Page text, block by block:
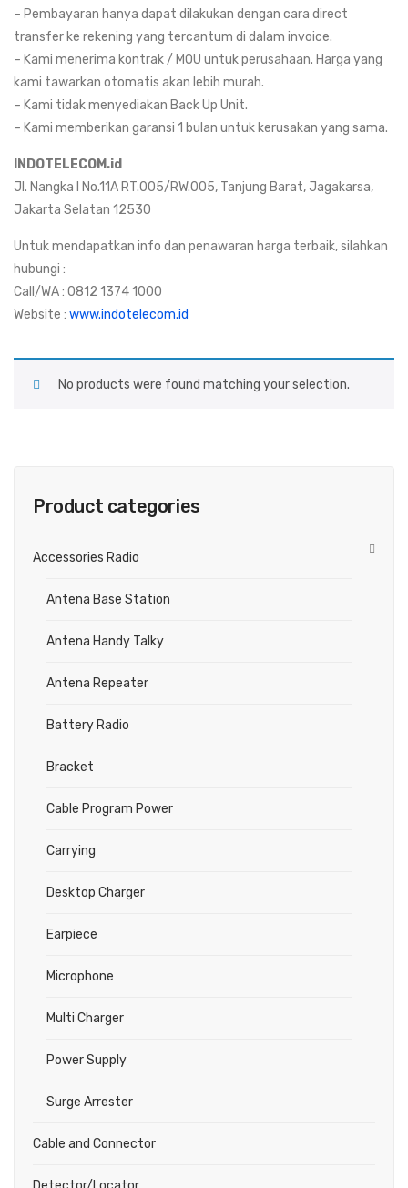
– Pembayaran hanya dapat dilakukan dengan cara direct
transfer ke rekening yang tercantum di dalam invoice.
– Kami menerima kontrak / MOU untuk perusahaan. Harga yang
kami tawarkan otomatis akan lebih murah.
– Kami tidak menyediakan Back Up Unit.
– Kami memberikan garansi 1 bulan untuk kerusakan yang sama.
INDOTELECOM.id
Jl. Nangka I No.11A RT.005/RW.005, Tanjung Barat, Jagakarsa,
Jakarta Selatan 12530
Untuk mendapatkan info dan penawaran harga terbaik, silahkan
hubungi :
Call/WA : 0812 1374 1000
Website : www.indotelecom.id
No products were found matching your selection.
Product categories
Accessories Radio
Antena Base Station
Antena Handy Talky
Antena Repeater
Battery Radio
Bracket
Cable Program Power
Carrying
Desktop Charger
Earpiece
Microphone
Multi Charger
Power Supply
Surge Arrester
Cable and Connector